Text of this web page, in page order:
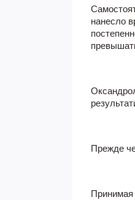
нанесло
Прежде